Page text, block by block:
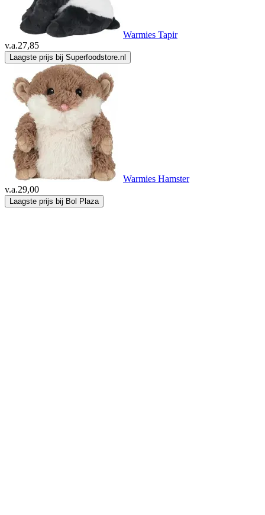
Warmies Tapir
v.a.27,85
Laagste prijs bij Superfoodstore.nl
Warmies Hamster
v.a.29,00
Laagste prijs bij Bol Plaza